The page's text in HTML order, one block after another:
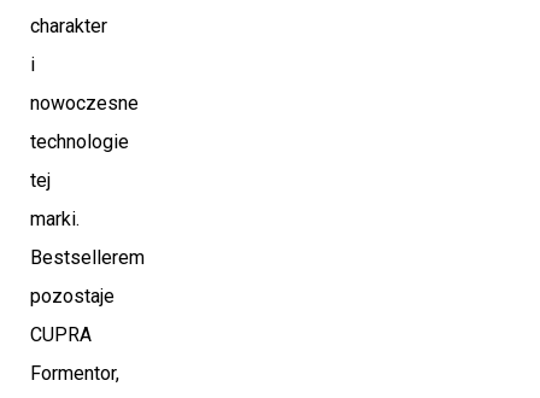
charakter
i
nowoczesne
technologie
tej
marki.
Bestsellerem
pozostaje
CUPRA
Formentor,